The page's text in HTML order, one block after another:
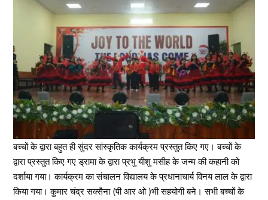
बच्चों के द्वारा बहुत ही सुंदर सांस्कृतिक कार्यक्रम प्रस्तुत किए गए। बच्चों के
द्वारा प्रस्तुत किए गए ड्रामा के द्वारा प्रभु यीशु मसीह के जन्म की कहानी को
दर्शाया गया। कार्यक्रम का संचालन विद्यालय के प्रधानाचार्य विनय लाल के द्वारा
किया गया। कुमार चंद्र सक्सैना (पी आर ओ )भी सहयोगी बने। सभी बच्चों के